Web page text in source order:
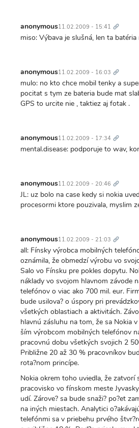
anonymous11.02.2009 - 15:41 odkaz
miso: Výbava je slušná, len ta batéria
anonymous11.02.2009 - 16:03 odkaz
mulo: no kto chce mobil tenky a
pocitat s tym ze bateria bude mat
GPS to urcite nie , taktiez aj fotak .
anonymous11.02.2009 - 17:34 odkaz
mental.disease: podporuje to wav,
anonymous11.02.2009 - 20:46 odkaz
JL: uz bolo na case kedy si nokia
procesormi ktore pouzivala, myslim
anonymous11.02.2009 - 21:03 odkaz
all: Fínsky výrobca mobilných
oznámila, že obmedzí výrobu vo
Salo vo Fínsku pre pokles dopytu.
náklady vo svojom hlavnom závode
telefónov o viac ako 700 mil. eur.
bude usilova? o úspory pri
všetkých oblastiach a aktivitách.
hlavnú zásluhu na tom, že sa Nokia
ším výrobcom mobilných telefónov
pracovnú dobu všetkých svojich 2
Približne 20 až 30 % pracovníkov
rota?nom princípe.
Nokia okrem toho uviedla, že zatvorí
pracovisko vo fínskom meste
udí. Zárove? sa bude snaži? po?et
na iných miestach. Analytici
telefónmi sa v priebehu prvého